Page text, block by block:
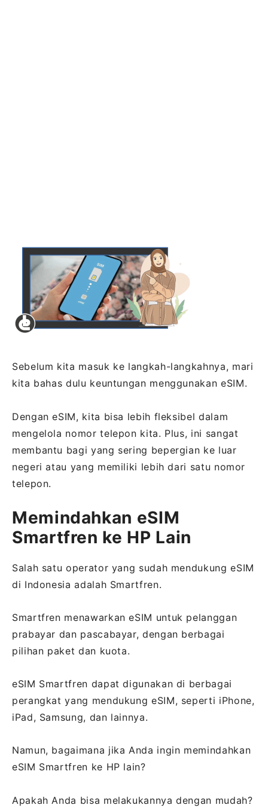
Sebelum kita masuk ke langkah-langkahnya, mari
kita bahas dulu keuntungan menggunakan eSIM.
Dengan eSIM, kita bisa lebih fleksibel dalam
mengelola nomor telepon kita. Plus, ini sangat
membantu bagi yang sering bepergian ke luar
negeri atau yang memiliki lebih dari satu nomor
telepon.
Memindahkan eSIM
Smartfren ke HP Lain
Salah satu operator yang sudah mendukung eSIM
di Indonesia adalah Smartfren.
Smartfren menawarkan eSIM untuk pelanggan
prabayar dan pascabayar, dengan berbagai
pilihan paket dan kuota.
eSIM Smartfren dapat digunakan di berbagai
perangkat yang mendukung eSIM, seperti iPhone,
iPad, Samsung, dan lainnya.
Namun, bagaimana jika Anda ingin memindahkan
eSIM Smartfren ke HP lain?
Apakah Anda bisa melakukannya dengan mudah?